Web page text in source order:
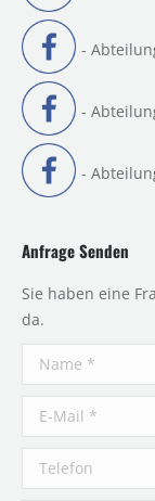
-
-
-
Anfrage Senden
Sie haben eine
da.
Name *
E-Mail *
Telefon